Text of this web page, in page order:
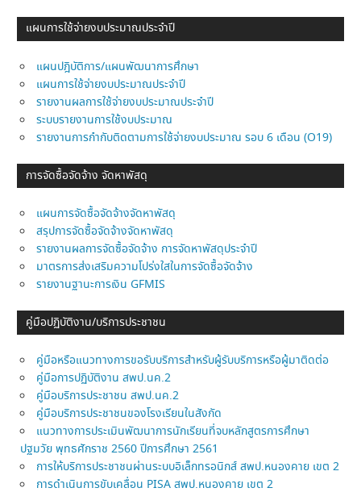
แผนการใช้จ่ายงบประมาณประจำปี
แผนปฎิบัติการ/แผนพัฒนาการศึกษา
แผนการใช้จ่ายงบประมาณประจำปี
รายงานผลการใช้จ่ายงบประมาณประจำปี
ระบบรายงานการใช้งบประมาณ
รายงานการกำกับติดตามการใช้จ่ายงบประมาณ รอบ 6 เดือน (O19)
การจัดซื้อจัดจ้าง จัดหาพัสดุ
แผนการจัดซื้อจัดจ้างจัดหาพัสดุ
สรุปการจัดซื้อจัดจ้างจัดหาพัสดุ
รายงานผลการจัดซื้อจัดจ้าง การจัดหาพัสดุประจำปี
มาตรการส่งเสริมความโปร่งใสในการจัดซื้อจัดจ้าง
รายงานฐานะการเงิน GFMIS
คู่มือปฏิบัติงาน/บริการประชาชน
คู่มือหรือแนวทางการขอรับบริการสำหรับผู้รับบริการหรือผู้มาติดต่อ
คู่มือการปฏิบัติงาน สพป.นค.2
คู่มือบริการประชาชน สพป.นค.2
คู่มือบริการประชาชนของโรงเรียนในสังกัด
แนวทางการประเมินพัฒนาการนักเรียนที่จบหลักสูตรการศึกษา
ปฐมวัย พุทธศักราช 2560 ปีการศึกษา 2561
การให้บริการประชาชนผ่านระบบอิเล็กทรอนิกส์ สพป.หนองคาย เขต 2
การดำเนินการขับเคลื่อน PISA สพป.หนองคาย เขต 2